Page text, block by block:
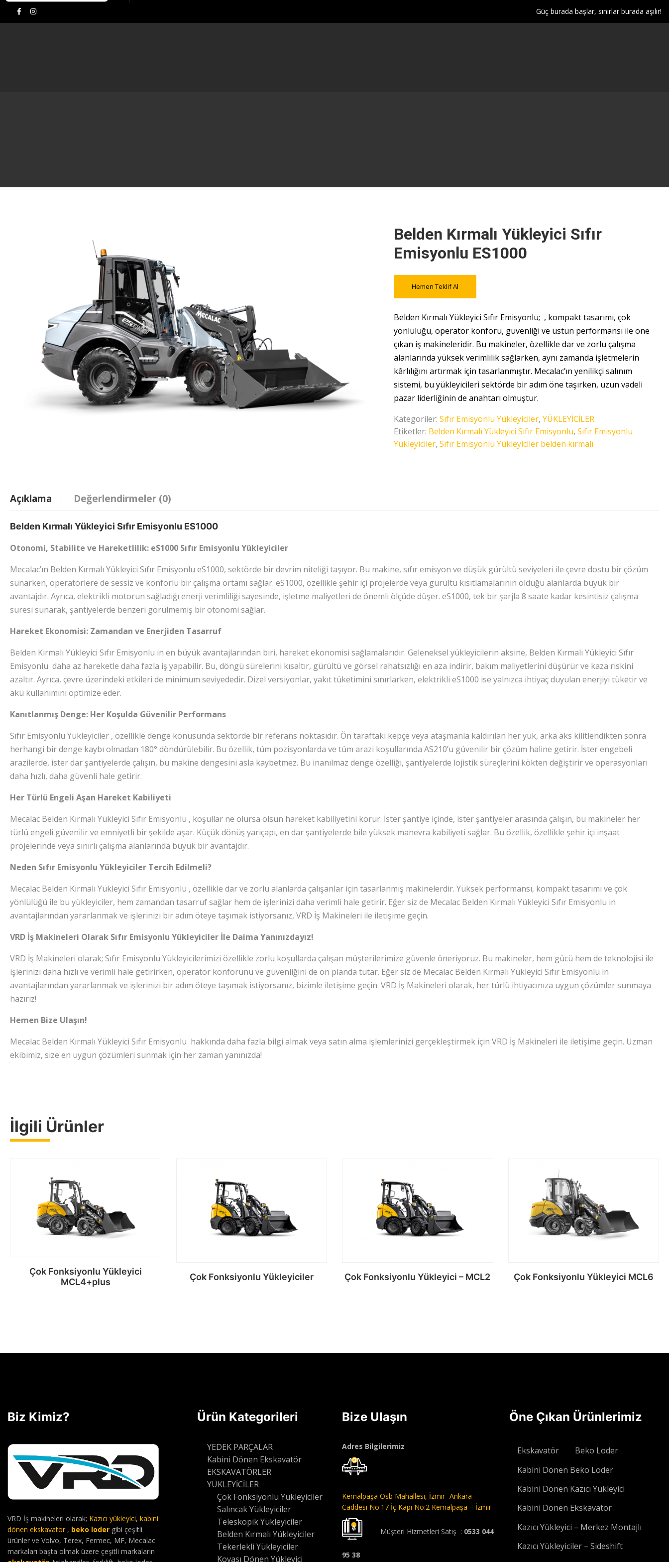
Güç burada başlar, sınırlar burada aşılır!
Belden Kırmalı Yükleyici Sıfır
Emisyonlu ES1000
Hemen Teklif Al
Belden Kırmalı Yükleyici Sıfır Emisyonlu; , kompakt tasarımı, çok
yönlülüğü, operatör konforu, güvenliği ve üstün performansı ile öne
çıkan iş makineleridir. Bu makineler, özellikle dar ve zorlu çalışma
alanlarında yüksek verimlilik sağlarken, aynı zamanda işletmelerin
kârlılığını artırmak için tasarlanmıştır. Mecalac’ın yenilikçi salınım
sistemi, bu yükleyicileri sektörde bir adım öne taşırken, uzun vadeli
pazar liderliğinin de anahtarı olmuştur.
Kategoriler:Sıfır Emisyonlu Yükleyiciler,YÜKLEYİCİLER
Etiketler: Belden Kırmalı Yükleyici Sıfır Emisyonlu,Sıfır Emisyonlu
Yükleyiciler,Sıfır Emisyonlu Yükleyiciler belden kırmalı
Açıklama Değerlendirmeler (0)
Belden Kırmalı Yükleyici Sıfır Emisyonlu ES1000
Otonomi, Stabilite ve Hareketlilik: eS1000 Sıfır Emisyonlu Yükleyiciler
Mecalac’ın Belden Kırmalı Yükleyici Sıfır Emisyonlu eS1000, sektörde bir devrim niteliği taşıyor. Bu makine, sıfır emisyon ve düşük gürültü seviyeleri ile çevre dostu bir çözüm
sunarken, operatörlere de sessiz ve konforlu bir çalışma ortamı sağlar. eS1000, özellikle şehir içi projelerde veya gürültü kısıtlamalarının olduğu alanlarda büyük bir
avantajdır. Ayrıca, elektrikli motorun sağladığı enerji verimliliği sayesinde, işletme maliyetleri de önemli ölçüde düşer. eS1000, tek bir şarjla 8 saate kadar kesintisiz çalışma
süresi sunarak, şantiyelerde benzeri görülmemiş bir otonomi sağlar.
Hareket Ekonomisi: Zamandan ve Enerjiden Tasarruf
Belden Kırmalı Yükleyici Sıfır Emisyonlu in en büyük avantajlarından biri, hareket ekonomisi sağlamalarıdır. Geleneksel yükleyicilerin aksine, Belden Kırmalı Yükleyici Sıfır
Emisyonlu daha az hareketle daha fazla iş yapabilir. Bu, döngü sürelerini kısaltır, gürültü ve görsel rahatsızlığı en aza indirir, bakım maliyetlerini düşürür ve kaza riskini
azaltır. Ayrıca, çevre üzerindeki etkileri de minimum seviyededir. Dizel versiyonlar, yakıt tüketimini sınırlarken, elektrikli eS1000 ise yalnızca ihtiyaç duyulan enerjiyi tüketir ve
akü kullanımını optimize eder.
Kanıtlanmış Denge: Her Koşulda Güvenilir Performans
Sıfır Emisyonlu Yükleyiciler , özellikle denge konusunda sektörde bir referans noktasıdır. Ön taraftaki kepçe veya ataşmanla kaldırılan her yük, arka aks kilitlendikten sonra
herhangi bir denge kaybı olmadan 180° döndürülebilir. Bu özellik, tüm pozisyonlarda ve tüm arazi koşullarında AS210’u güvenilir bir çözüm haline getirir. İster engebeli
arazilerde, ister dar şantiyelerde çalışın, bu makine dengesini asla kaybetmez. Bu inanılmaz denge özelliği, şantiyelerde lojistik süreçlerini kökten değiştirir ve operasyonları
daha hızlı, daha güvenli hale getirir.
Her Türlü Engeli Aşan Hareket Kabiliyeti
Mecalac Belden Kırmalı Yükleyici Sıfır Emisyonlu , koşullar ne olursa olsun hareket kabiliyetini korur. İster şantiye içinde, ister şantiyeler arasında çalışın, bu makineler her
türlü engeli güvenilir ve emniyetli bir şekilde aşar. Küçük dönüş yarıçapı, en dar şantiyelerde bile yüksek manevra kabiliyeti sağlar. Bu özellik, özellikle şehir içi inşaat
projelerinde veya sınırlı çalışma alanlarında büyük bir avantajdır.
Neden Sıfır Emisyonlu Yükleyiciler Tercih Edilmeli?
Mecalac Belden Kırmalı Yükleyici Sıfır Emisyonlu , özellikle dar ve zorlu alanlarda çalışanlar için tasarlanmış makinelerdir. Yüksek performansı, kompakt tasarımı ve çok
yönlülüğü ile bu yükleyiciler, hem zamandan tasarruf sağlar hem de işlerinizi daha verimli hale getirir. Eğer siz de Mecalac Belden Kırmalı Yükleyici Sıfır Emisyonlu in
avantajlarından yararlanmak ve işlerinizi bir adım öteye taşımak istiyorsanız, VRD İş Makineleri ile iletişime geçin.
VRD İş Makineleri Olarak Sıfır Emisyonlu Yükleyiciler İle Daima Yanınızdayız!
VRD İş Makineleri olarak; Sıfır Emisyonlu Yükleyicilerimizi özellikle zorlu koşullarda çalışan müşterilerimize güvenle öneriyoruz. Bu makineler, hem gücü hem de teknolojisi ile
işlerinizi daha hızlı ve verimli hale getirirken, operatör konforunu ve güvenliğini de ön planda tutar. Eğer siz de Mecalac Belden Kırmalı Yükleyici Sıfır Emisyonlu in
avantajlarından yararlanmak ve işlerinizi bir adım öteye taşımak istiyorsanız, bizimle iletişime geçin. VRD İş Makineleri olarak, her türlü ihtiyacınıza uygun çözümler sunmaya
hazırız!
Hemen Bize Ulaşın!
Mecalac Belden Kırmalı Yükleyici Sıfır Emisyonlu hakkında daha fazla bilgi almak veya satın alma işlemlerinizi gerçekleştirmek için VRD İş Makineleri ile iletişime geçin. Uzman
ekibimiz, size en uygun çözümleri sunmak için her zaman yanınızda!
İlgili Ürünler
Çok Fonksiyonlu Yükleyici
MCL4+plus
Çok Fonksiyonlu Yükleyiciler Çok Fonksiyonlu Yükleyici – MCL2 Çok Fonksiyonlu Yükleyici MCL6
Biz Kimiz?
VRD İş makineleri olarak; Kazıcı yükleyici, kabini
dönen ekskavatör, beko loder gibi çeşitli
ürünler ve Volvo, Terex, Fermec, MF, Mecalac
markaları başta olmak üzere çeşitli markaların
Ürün Kategorileri
YEDEK PARÇALAR
Kabini Dönen Ekskavatör
EKSKAVATÖRLER
YÜKLEYİCİLER
Çok Fonksiyonlu Yükleyiciler
Salıncak Yükleyiciler
Teleskopik Yükleyiciler
Belden Kırmalı Yükleyiciler
Tekerlekli Yükleyiciler
Kovası Dönen Yükleyici
Bize Ulaşın
Adres Bilgilerimiz
Kemalpaşa Osb Mahallesi, İzmir- Ankara
Caddesi No:17 İç Kapı No:2 Kemalpaşa – İzmir
Müşteri Hizmetleri Satış : 0533 044
95 38
Öne Çıkan Ürünlerimiz
Ekskavatör
Beko Loder
Kabini Dönen Beko Loder
Kabini Dönen Kazıcı Yükleyici
Kabini Dönen Ekskavatör
Kazıcı Yükleyici – Merkez Montajlı
Kazıcı Yükleyiciler – Sideshift